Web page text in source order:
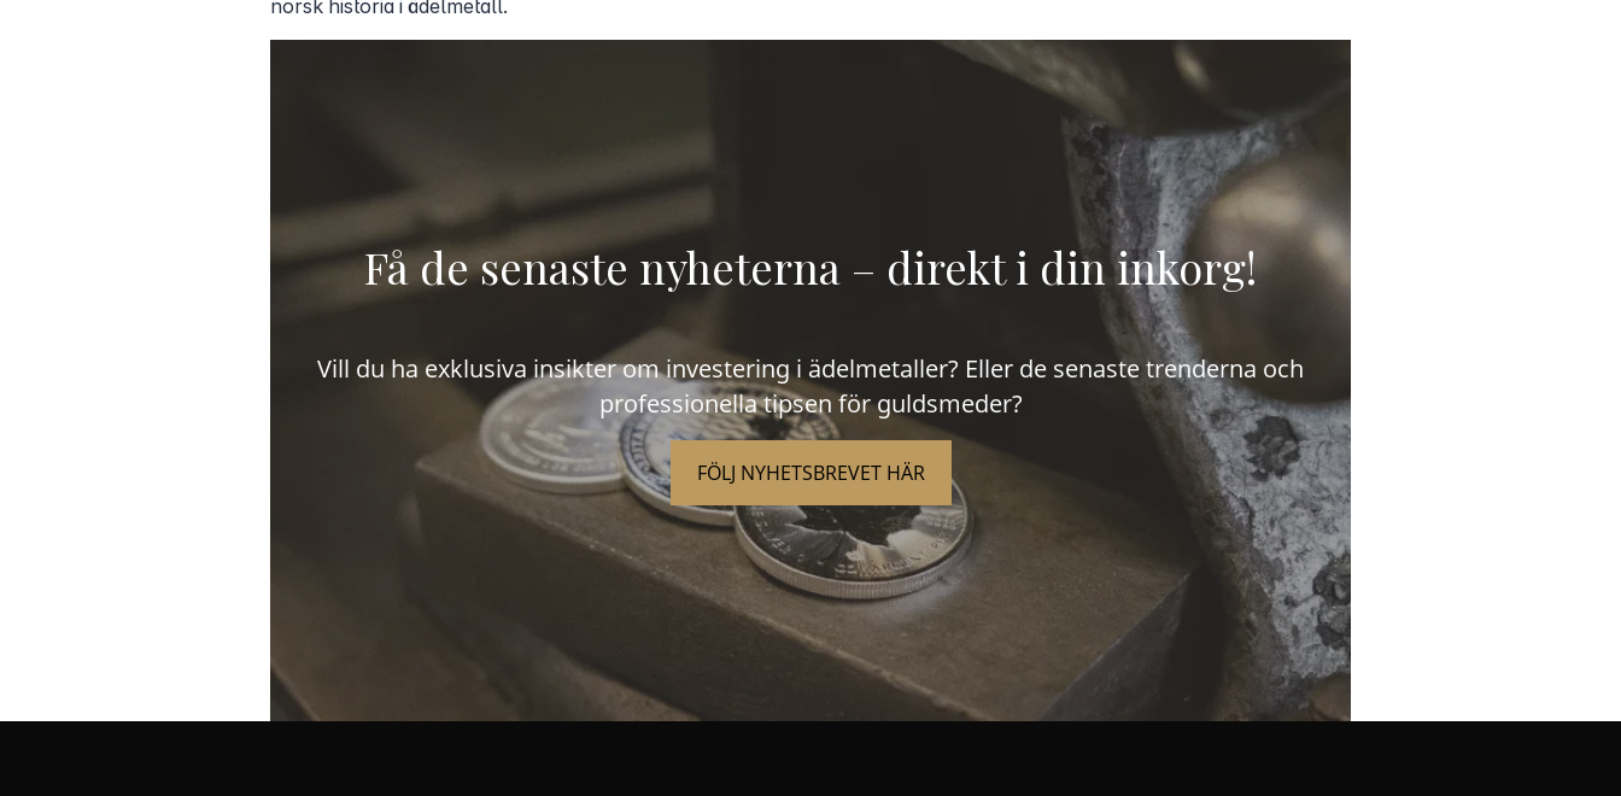
norsk historia i ädelmetall.
Få de senaste nyheterna – direkt i din inkorg!
Vill du ha exklusiva insikter om investering i ädelmetaller? Eller de senaste trenderna och
professionella tipsen för guldsmeder?
FÖLJ NYHETSBREVET HÄR